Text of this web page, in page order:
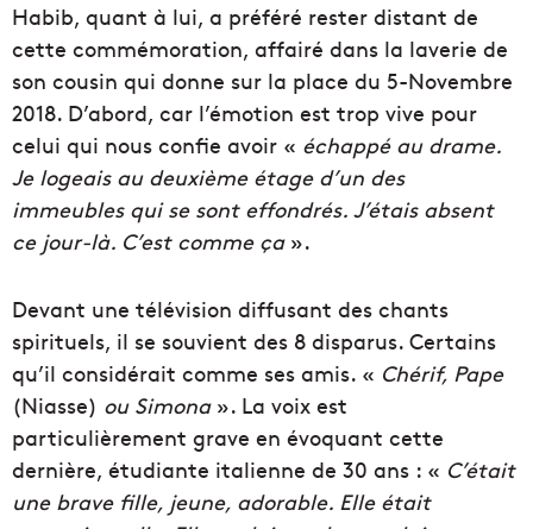
Habib, quant à lui, a préféré rester distant de
cette commémoration, affairé dans la laverie de
son cousin qui donne sur la place du 5-Novembre
2018. D’abord, car l’émotion est trop vive pour
celui qui nous confie avoir « échappé au drame.
Je logeais au deuxième étage d’un des
immeubles qui se sont effondrés. J’étais absent
ce jour-là. C’est comme ça ».
Devant une télévision diffusant des chants
spirituels, il se souvient des 8 disparus. Certains
qu’il considérait comme ses amis. « Chérif, Pape
(Niasse) ou Simona». La voix est
particulièrement grave en évoquant cette
dernière, étudiante italienne de 30 ans : « C’était
une brave fille, jeune, adorable. Elle était